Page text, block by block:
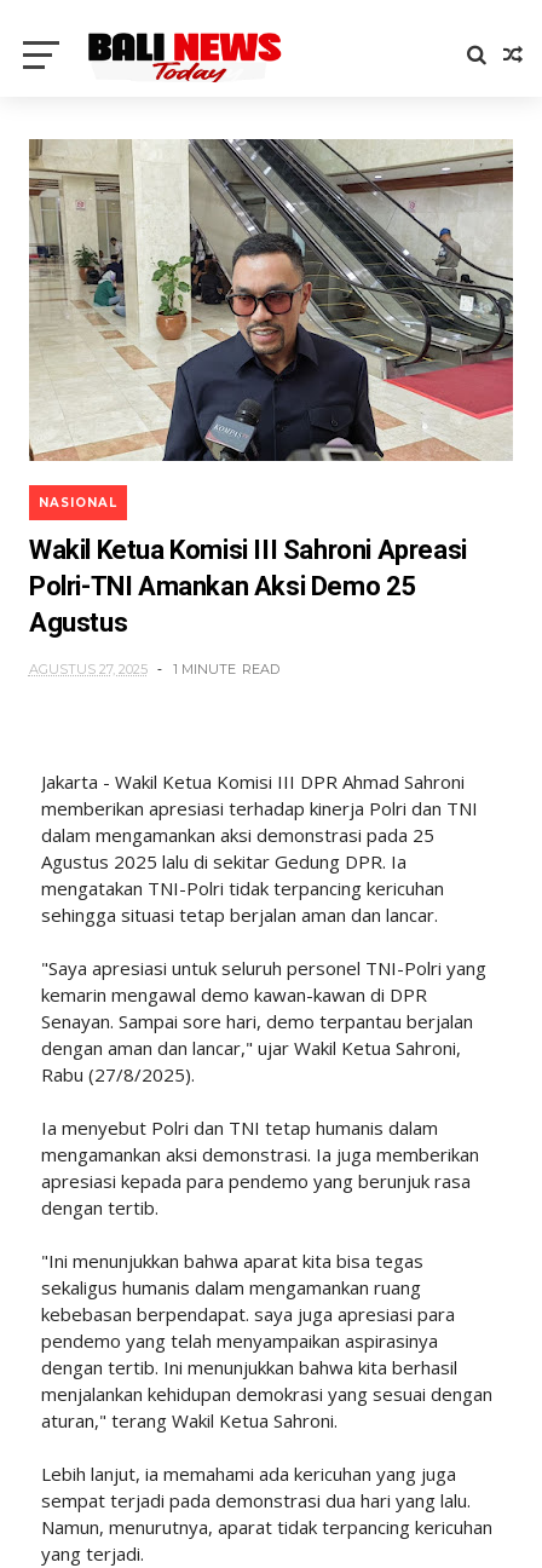
NASIONAL
Wakil Ketua Komisi III Sahroni Apreasi
Polri-TNI Amankan Aksi Demo 25
Agustus
AGUSTUS 27, 2025 1 MINUTE READ
Jakarta - Wakil Ketua Komisi III DPR Ahmad Sahroni
memberikan apresiasi terhadap kinerja Polri dan TNI
dalam mengamankan aksi demonstrasi pada 25
Agustus 2025 lalu di sekitar Gedung DPR. Ia
mengatakan TNI-Polri tidak terpancing kericuhan
sehingga situasi tetap berjalan aman dan lancar.
"Saya apresiasi untuk seluruh personel TNI-Polri yang
kemarin mengawal demo kawan-kawan di DPR
Senayan. Sampai sore hari, demo terpantau berjalan
dengan aman dan lancar," ujar Wakil Ketua Sahroni,
Rabu (27/8/2025).
Ia menyebut Polri dan TNI tetap humanis dalam
mengamankan aksi demonstrasi. Ia juga memberikan
apresiasi kepada para pendemo yang berunjuk rasa
dengan tertib.
"Ini menunjukkan bahwa aparat kita bisa tegas
sekaligus humanis dalam mengamankan ruang
kebebasan berpendapat. saya juga apresiasi para
pendemo yang telah menyampaikan aspirasinya
dengan tertib. Ini menunjukkan bahwa kita berhasil
menjalankan kehidupan demokrasi yang sesuai dengan
aturan," terang Wakil Ketua Sahroni.
Lebih lanjut, ia memahami ada kericuhan yang juga
sempat terjadi pada demonstrasi dua hari yang lalu.
Namun, menurutnya, aparat tidak terpancing kericuhan
yang terjadi.